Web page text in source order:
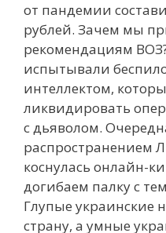
от пандемии
рублей. Зачем мы
рекомендациям
испытывали
интеллектом,
ликвидировать
с дьяволом.
распространением
коснулась онлайн-
догибаем палку с
Глупые украинские
страну, а умные